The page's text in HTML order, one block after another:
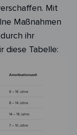
Mit
Maßnahmen
ihr
diese Tabelle: